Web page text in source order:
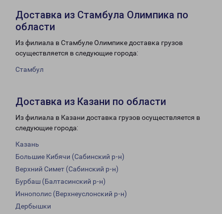
Доставка из Стамбула Олимпика по
области
Из филиала в Стамбуле Олимпике доставка грузов
осуществляется в следующие города:
Стамбул
Доставка из Казани по области
Из филиала в Казани доставка грузов осуществляется в
следующие города:
Казань
Большие Кибячи (Сабинский р-н)
Верхний Симет (Сабинский р-н)
Бурбаш (Балтасинский р-н)
Иннополис (Верхнеуслонский р-н)
Дербышки